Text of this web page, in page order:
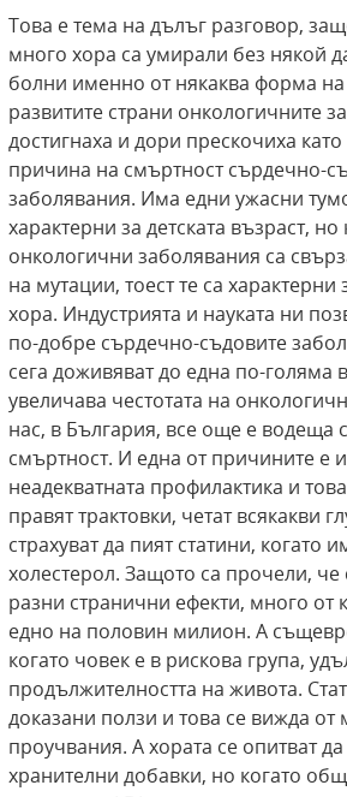
Това е тема на дълъг разговор,
много хора са умирали без някой
болни именно от някаква форма
развитите страни онкологичните
достигнаха и дори прескочиха като
причина на смъртност сърдечно-
заболявания. Има едни ужасни
характерни за детската възраст,
онкологични заболявания са
на мутации, тоест те са характерни
хора. Индустрията и науката ни
по-добре сърдечно-съдовите
сега доживяват до една по-голяма
увеличава честотата на
нас, в България, все още е водеща
смъртност. И една от причините е
неадекватната профилактика и
правят трактовки, четат всякакви
страхуват да пият статини, когато
холестерол. Защото са прочели, че
разни странични ефекти, много от
едно на половин милион. А
когато човек е в рискова група,
продължителността на живота.
доказани ползи и това се вижда
проучвания. А хората се опитват
хранителни добавки, но когато